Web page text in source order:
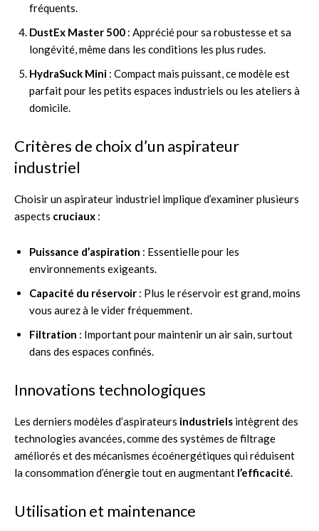
fréquents.
DustEx Master 500 : Apprécié pour sa robustesse et sa
longévité, même dans les conditions les plus rudes.
HydraSuck Mini : Compact mais puissant, ce modèle est
parfait pour les petits espaces industriels ou les ateliers à
domicile.
Critères de choix d’un aspirateur
industriel
Choisir un aspirateur industriel implique d’examiner plusieurs
aspects cruciaux :
Puissance d’aspiration : Essentielle pour les
environnements exigeants.
Capacité du réservoir : Plus le réservoir est grand, moins
vous aurez à le vider fréquemment.
Filtration : Important pour maintenir un air sain, surtout
dans des espaces confinés.
Innovations technologiques
Les derniers modèles d’aspirateurs industriels intègrent des
technologies avancées, comme des systèmes de filtrage
améliorés et des mécanismes écoénergétiques qui réduisent
la consommation d’énergie tout en augmentant l’efficacité.
Utilisation et maintenance